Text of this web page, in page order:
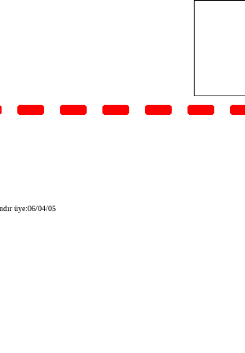
üye:06/04/05